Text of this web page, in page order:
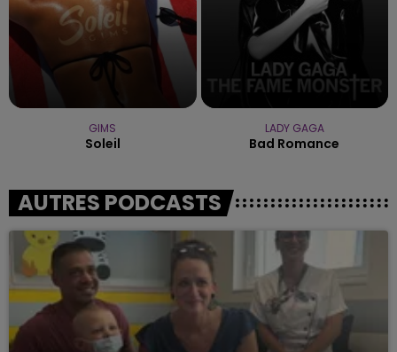
GIMS
Soleil
LADY GAGA
Bad Romance
AUTRES PODCASTS